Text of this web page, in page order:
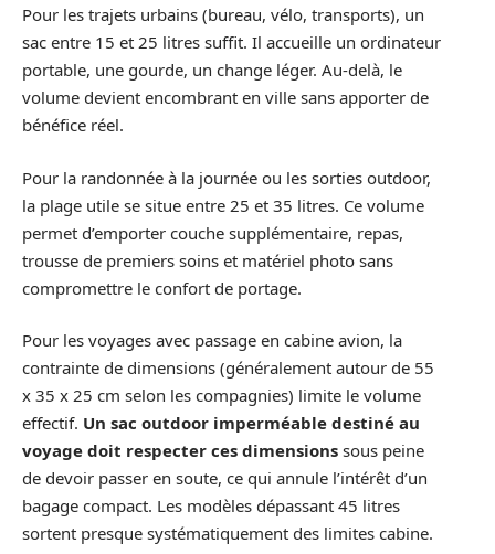
Pour les trajets urbains (bureau, vélo, transports), un
sac entre 15 et 25 litres suffit. Il accueille un ordinateur
portable, une gourde, un change léger. Au-delà, le
volume devient encombrant en ville sans apporter de
bénéfice réel.
Pour la randonnée à la journée ou les sorties outdoor,
la plage utile se situe entre 25 et 35 litres. Ce volume
permet d’emporter couche supplémentaire, repas,
trousse de premiers soins et matériel photo sans
compromettre le confort de portage.
Pour les voyages avec passage en cabine avion, la
contrainte de dimensions (généralement autour de 55
x 35 x 25 cm selon les compagnies) limite le volume
effectif. Un sac outdoor imperméable destiné au
voyage doit respecter ces dimensions sous peine
de devoir passer en soute, ce qui annule l’intérêt d’un
bagage compact. Les modèles dépassant 45 litres
sortent presque systématiquement des limites cabine.